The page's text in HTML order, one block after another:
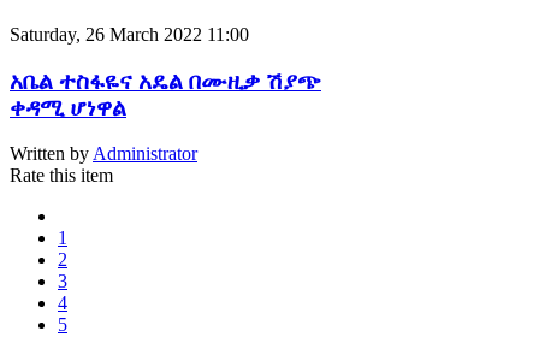
Saturday, 26 March 2022 11:00
አቤል ተስፋዬና አዴል በሙዚቃ ሽያጭ
ቀዳሚ ሆነዋል
Written by Administrator
Rate this item
1
2
3
4
5